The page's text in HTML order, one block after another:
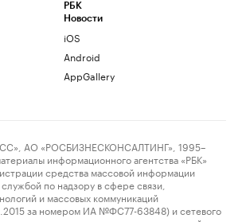
РБК
Новости
iOS
Android
AppGallery
АО «РОСБИЗНЕСКОНСАЛТИНГ», 1995–
информационного агентства «РБК»
средства массовой информации
по надзору в сфере связи,
и массовых коммуникаций
за номером ИА №ФС77-63848) и сетевого